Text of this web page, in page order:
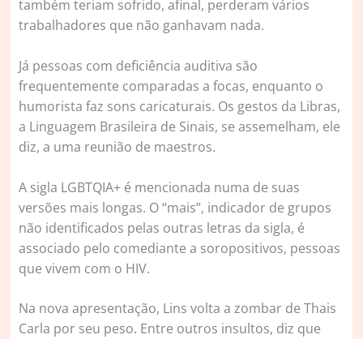
também teriam sofrido, afinal, perderam vários
trabalhadores que não ganhavam nada.
Já pessoas com deficiência auditiva são
frequentemente comparadas a focas, enquanto o
humorista faz sons caricaturais. Os gestos da Libras,
a Linguagem Brasileira de Sinais, se assemelham, ele
diz, a uma reunião de maestros.
A sigla LGBTQIA+ é mencionada numa de suas
versões mais longas. O “mais”, indicador de grupos
não identificados pelas outras letras da sigla, é
associado pelo comediante a soropositivos, pessoas
que vivem com o HIV.
Na nova apresentação, Lins volta a zombar de Thais
Carla por seu peso. Entre outros insultos, diz que